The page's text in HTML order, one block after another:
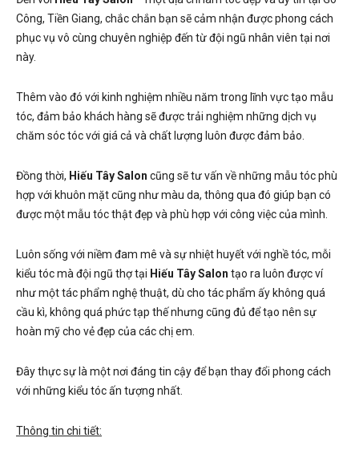
Công, Tiền Giang, chắc chắn bạn sẽ cảm nhận được phong cách
phục vụ vô cùng chuyên nghiệp đến từ đội ngũ nhân viên tại nơi
này.
Thêm vào đó với kinh nghiệm nhiều năm trong lĩnh vực tạo mẫu
tóc, đảm bảo khách hàng sẽ được trải nghiệm những dịch vụ
chăm sóc tóc với giá cả và chất lượng luôn được đảm bảo.
Đồng thời, Hiếu Tây Salon cũng sẽ tư vấn về những mẫu tóc phù
hợp với khuôn mặt cũng như màu da, thông qua đó giúp bạn có
được một mẫu tóc thật đẹp và phù hợp với công việc của mình.
Luôn sống với niềm đam mê và sự nhiệt huyết với nghề tóc, mỗi
kiểu tóc mà đội ngũ thợ tại Hiếu Tây Salon tạo ra luôn được ví
như một tác phẩm nghệ thuật, dù cho tác phẩm ấy không quá
cầu kì, không quá phức tạp thế nhưng cũng đủ để tạo nên sự
hoàn mỹ cho vẻ đẹp của các chị em.
Đây thực sự là một nơi đáng tin cậy để bạn thay đổi phong cách
với những kiểu tóc ấn tượng nhất.
Thông tin chi tiết: